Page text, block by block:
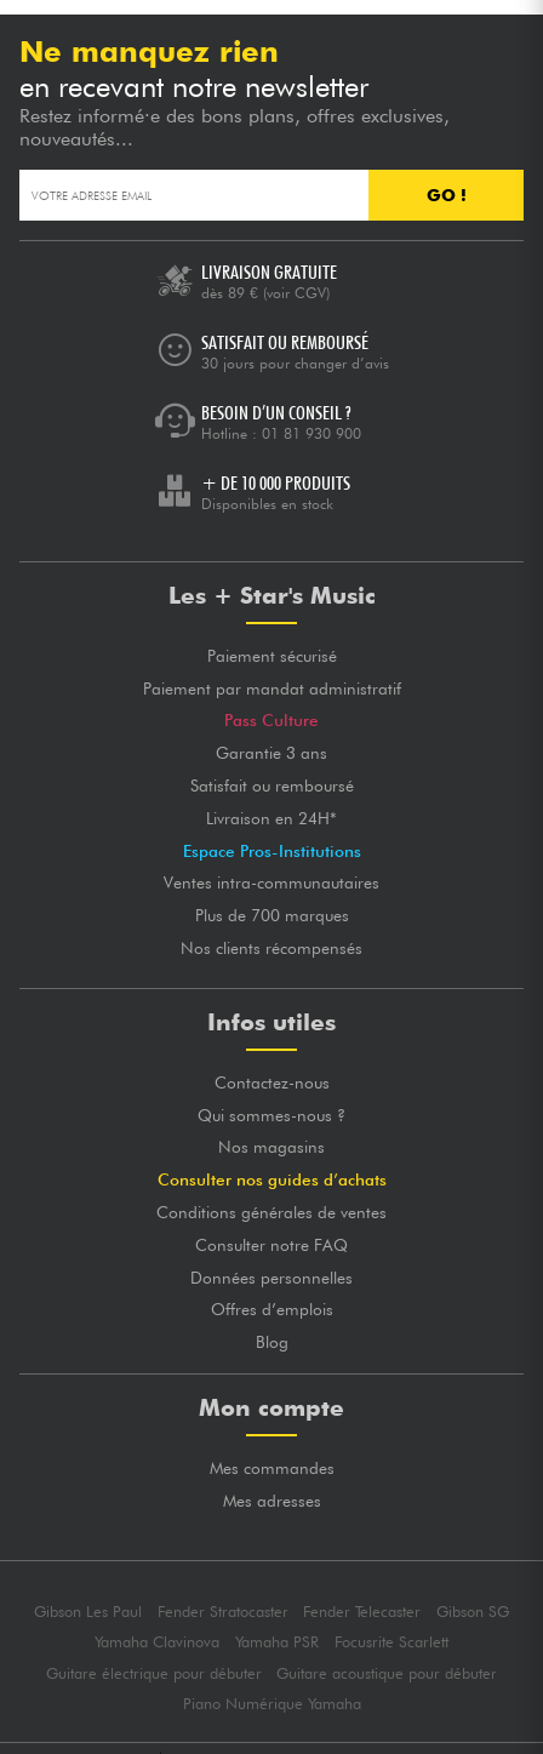
Ne manquez rien
en recevant notre newsletter
Restez informé·e des bons plans, offres exclusives,
nouveautés...
GO !
LIVRAISON GRATUITE
dès 89 € (voir CGV)
SATISFAIT OU REMBOURSÉ
30 jours pour changer d’avis
BESOIN D’UN CONSEIL ?
Hotline : 01 81 930 900
+ DE 10 000 PRODUITS
Disponibles en stock
Les + Star's Music
Paiement sécurisé
Paiement par mandat administratif
Pass Culture
Garantie 3 ans
Satisfait ou remboursé
Livraison en 24H*
Espace Pros-Institutions
Ventes intra-communautaires
Plus de 700 marques
Nos clients récompensés
Infos utiles
Contactez-nous
Qui sommes-nous ?
Nos magasins
Consulter nos guides d’achats
Conditions générales de ventes
Consulter notre FAQ
Données personnelles
Offres d’emplois
Blog
Mon compte
Mes commandes
Mes adresses
Gibson Les Paul Fender Stratocaster Fender Telecaster
Gibson SG
Yamaha Clavinova
Yamaha PSR
Focusrite Scarlett
Guitare électrique pour débuter
Guitare acoustique pour débuter
Piano Numérique Yamaha